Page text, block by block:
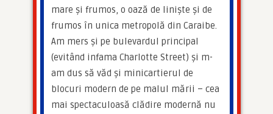
mare și frumos, o oază de liniște și de
frumos în unica metropolă din Caraibe.
Am mers și pe bulevardul principal
(evitând infama Charlotte Street) și m-
am dus să văd și minicartierul de
blocuri modern de pe malul mării – cea
mai spectaculoasă clădire modernă nu